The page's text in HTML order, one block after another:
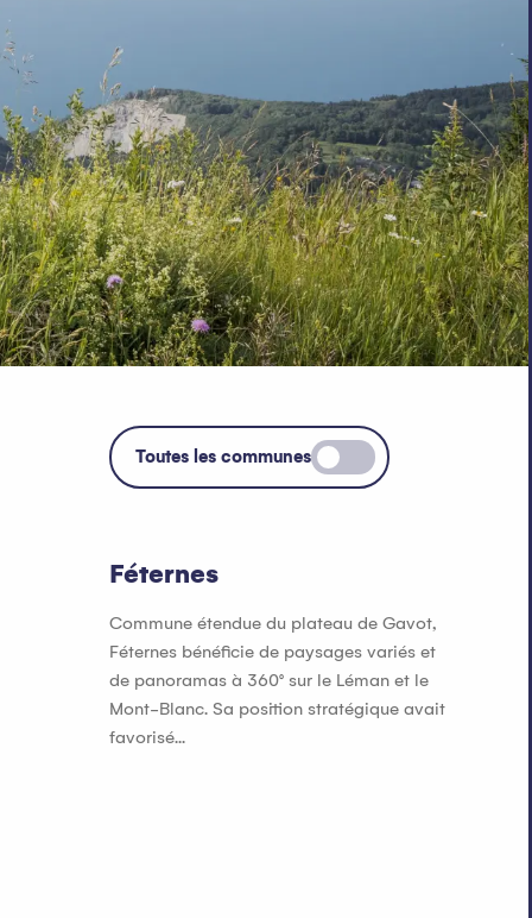
Toutes les communes
Féternes
Commune étendue du plateau de Gavot,
Féternes bénéficie de paysages variés et
de panoramas à 360° sur le Léman et le
Mont-Blanc. Sa position stratégique avait
favorisé...